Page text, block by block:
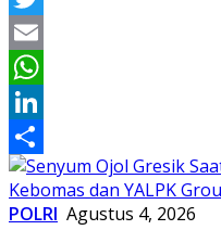
Twitter
Email
WhatsApp
LinkedIn
Share
POLRI Agustus 4, 2026